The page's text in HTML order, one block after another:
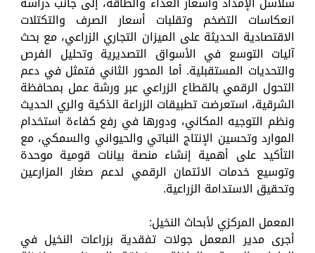
انعكاسات التضخم وتقلبات أسعار الصرف والتكتلات
الاقتصادية الحديثة على الميزان التجاري الزراعي، مع بحث
آليات التوسع في الأسواق التصديرية وتحليل الفرص
والتحديات المستقبلية. أما المحور الثاني فتمثل في دعم
التحول الرقمي بالقطاع الزراعي عبر ورشة عمل بمحافظة
الشرقية، استعرضت تطبيقات الزراعة الذكية والري الحديث
ونظم التوجيه المكاني، ودورها في رفع كفاءة استخدام
الموارد وتحسين الإنتاج النباتي والحيواني والسمكي، مع
التأكيد على أهمية إنشاء منصة بيانات قومية موحدة
وتوسيع خدمات الائتمان الرقمي لدعم صغار المزارعين
وتحقيق الاستدامة الزراعية.
المعمل المركزي لأبحاث النخيل:
أجرى مدير المعمل جولات تفقدية بزراعات النخيل في